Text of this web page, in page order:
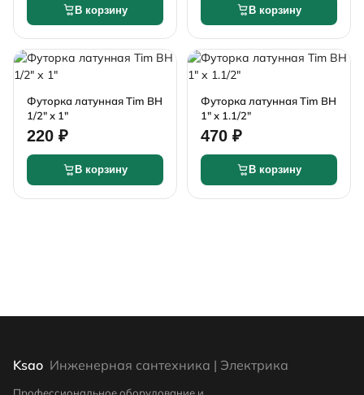
В корзину В корзину
Футорка латунная Tim ВН
1/2" х 1"
220 ₽
В корзину
Футорка латунная Tim ВН
1" х 1.1/2"
470 ₽
В корзину
Ksao Инженерная сантехника | Электрика
Профессиональное оборудование и